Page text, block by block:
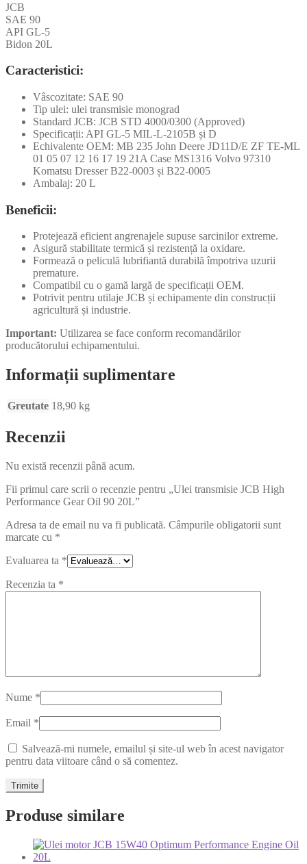
JCB
SAE 90
API GL-5
Bidon 20L
Caracteristici:
Vâscozitate: SAE 90
Tip ulei: ulei transmisie monograd
Standard JCB: JCB STD 4000/0300 (Approved)
Specificații: API GL-5 MIL-L-2105B și D
Echivalente OEM: MB 235 John Deere JD11D/E ZF TE-ML
01 05 07 12 16 17 19 21A Case MS1316 Volvo 97310
Komatsu Dresser B22-0003 și B22-0005
Ambalaj: 20 L
Beneficii:
Protejează eficient angrenajele supuse sarcinilor extreme.
Asigură stabilitate termică și rezistență la oxidare.
Formează o peliculă lubrifiantă durabilă împotriva uzurii
premature.
Compatibil cu o gamă largă de specificații OEM.
Potrivit pentru utilaje JCB și echipamente din construcții
agricultură și industrie.
Important: Utilizarea se face conform recomandărilor
producătorului echipamentului.
Informații suplimentare
Greutate 18,90 kg
Recenzii
Nu există recenzii până acum.
Fii primul care scrii o recenzie pentru „Ulei transmisie JCB High
Performance Gear Oil 90 20L”
Adresa ta de email nu va fi publicată. Câmpurile obligatorii sunt
marcate cu *
Evaluarea ta *
Recenzia ta *
Nume *
Email *
Salvează-mi numele, emailul și site-ul web în acest navigator
pentru data viitoare când o să comentez.
Produse similare